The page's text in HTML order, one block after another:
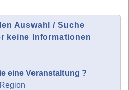
Auswahl / Suche
keine Informationen
eine Veranstaltung ?
Region